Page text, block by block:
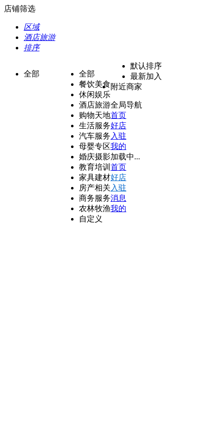
店铺筛选
区域
酒店旅游
排序
全部
全部
餐饮美食
休闲娱乐
酒店旅游
购物天地
生活服务
汽车服务
母婴专区
婚庆摄影
教育培训
家具建材
房产相关
商务服务
农林牧渔
自定义
默认排序
最新加入
附近商家
全局导航
首页
好店
入驻
我的
加载中...
首页
好店
入驻
消息
我的